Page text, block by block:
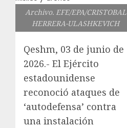
Archivo. EFE/EPA/CRISTOBAL
HERRERA-ULASHKEVICH
Qeshm, 03 de junio de
2026.- El Ejército
estadounidense
reconoció ataques de
‘autodefensa’ contra
una instalación